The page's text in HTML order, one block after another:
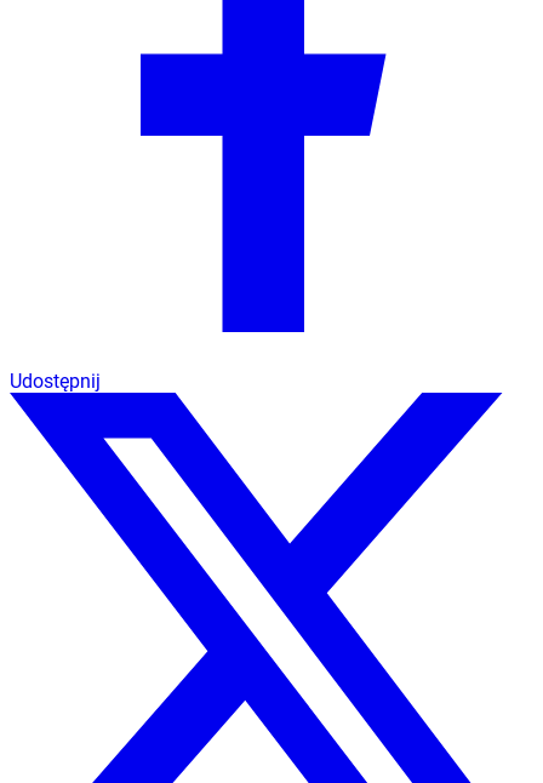
Udostępnij